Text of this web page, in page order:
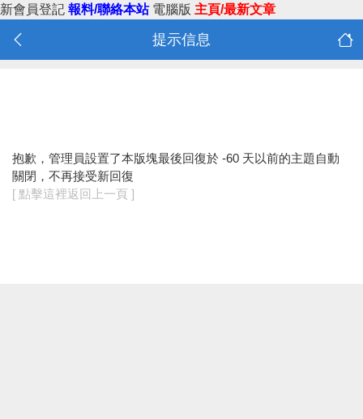
新會員登記 報料/聯絡本站 電腦版 主頁/最新文章
提示信息
抱歉，管理員設置了本版塊最後回復於 -60 天以前的主題自動
關閉，不再接受新回復
[ 點擊這裡返回上一頁 ]